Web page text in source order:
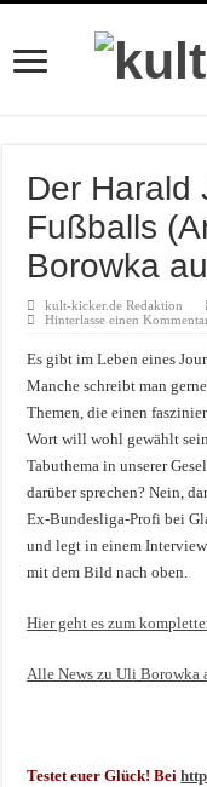
Der Harald
Fußballs
Borowka
kult-kicker.de Redaktion
Hinterlasse einen
Es gibt im Leben eines
Manche schreibt man
Themen, die einen
Wort will wohl gewählt
Tabuthema in unserer
darüber sprechen? Nein,
Ex-Bundesliga-Profi bei
und legt in einem
mit dem Bild nach oben.
Hier geht es zum
Alle News zu Uli Borowka
Testet euer Glück! Bei